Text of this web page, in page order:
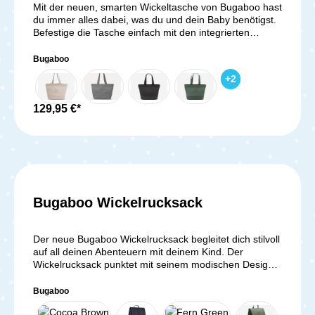
Mit der neuen, smarten Wickeltasche von Bugaboo hast
du immer alles dabei, was du und dein Baby benötigst.
Befestige die Tasche einfach mit den integrierten
Kinderwagen. Mehrere Innentaschen und praktische
Details sorgen dafür, dass der Inhalt jederzeit
übersichtlich organisiert und schnell zu finden ist. Ein
tolles Plus ist die Abstimmung von Stoffen, Farben und
den hochwertigen Lederlook-Details auf die
Fox, Fox2, Fox3 Bugaboo Bee, Bee 3, Bee 5, Bee 6
BugabooWickelunterlageClutchAdapter zum Befestigen
am Wagen
Bugaboo
+2
129,95 €*
Bugaboo Wickelrucksack
Der neue Bugaboo Wickelrucksack begleitet dich stilvoll
auf all deinen Abenteuern mit deinem Kind. Der
Wickelrucksack punktet mit seinem modischen Design
100% aus 45 recycelten PET-Flaschen. Die Außenseite
des Wickelrucksack ist wasserabweisend und den
Bugaboo